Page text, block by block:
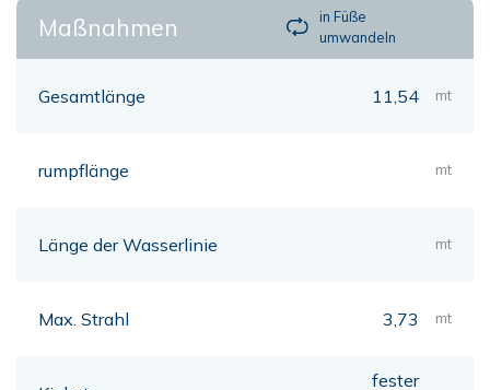
Maßnahmen
in Füße
umwandeln
Gesamtlänge 11,54 mt
rumpflänge mt
Länge der Wasserlinie mt
Max. Strahl 3,73 mt
fester